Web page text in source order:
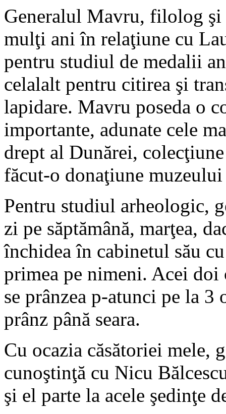
Generalul Mavru, filolog şi
mulţi ani în relaţiune cu
pentru studiul de medalii
celalalt pentru citirea şi
lapidare. Mavru poseda o
importante, adunate cele
drept al Dunărei,
făcut-o donaţiune
Pentru studiul arheologic,
zi pe săptămână, marţea,
închidea în cabinetul său
primea pe nimeni. Acei doi
se prânzea p-atunci pe la
prânz până seara.
Cu ocazia căsătoriei mele,
cunoştinţă cu Nicu
şi el parte la acele şedinţe